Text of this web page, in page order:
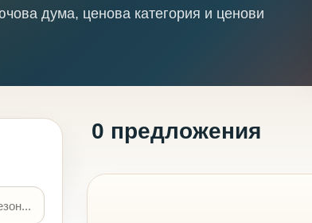
дума, ценова категория и ценови
0 предложения